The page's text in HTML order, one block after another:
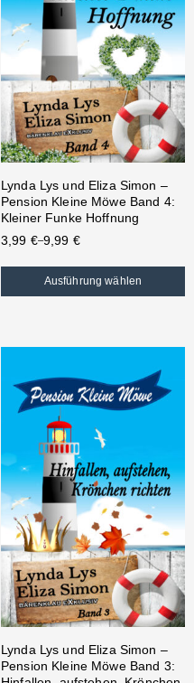
Lynda Lys und Eliza Simon –
Pension Kleine Möwe Band 4:
Kleiner Funke Hoffnung
3,99 €–9,99 €
Ausführung wählen
Lynda Lys und Eliza Simon –
Pension Kleine Möwe Band 3: